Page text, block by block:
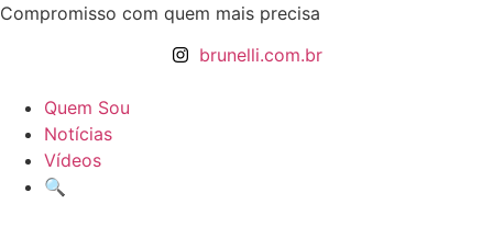
Ir
Compromisso com quem mais precisa
brunelli.com.br
Quem Sou
Notícias
Vídeos
🔍